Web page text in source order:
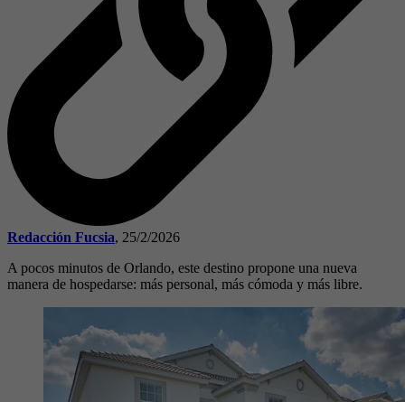
Redacción Fucsia, 25/2/2026
A pocos minutos de Orlando, este destino propone una nueva
manera de hospedarse: más personal, más cómoda y más libre.